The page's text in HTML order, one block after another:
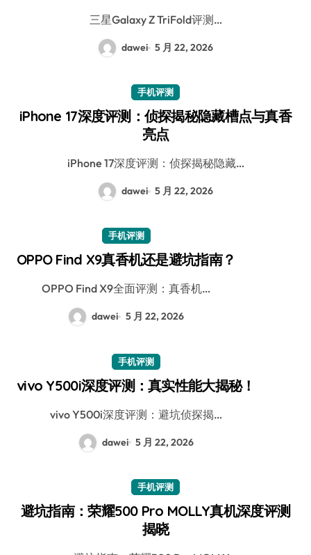
三星Galaxy Z TriFold评测…
dawei 5 月 22, 2026
手机评测
iPhone 17深度评测：侦探揭秘隐藏槽点与真香
亮点
iPhone 17深度评测：侦探揭秘隐藏…
dawei 5 月 22, 2026
手机评测
OPPO Find X9真香机还是避坑指南？
OPPO Find X9全面评测：真香机…
dawei 5 月 22, 2026
手机评测
vivo Y500i深度评测：真实性能大揭秘！
vivo Y500i深度评测：避坑侦探揭…
dawei 5 月 22, 2026
手机评测
避坑指南：荣耀500 Pro MOLLY真机深度评测
揭晓